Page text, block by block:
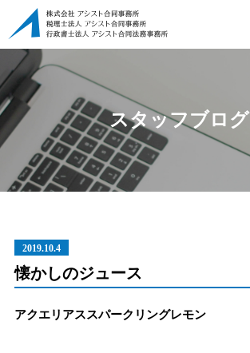
スタッフブログ
2019.10.4
懐かしのジュース
アクエリアススパークリングレモン